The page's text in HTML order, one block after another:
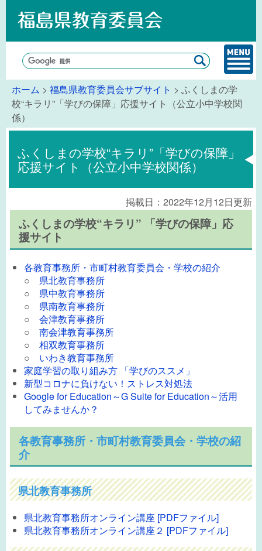
ホーム > 福島県教育委員会サブサイト > ふくしまの学
校“キラリ”「学びの保障」応援サイト（公立小中学校関
係）
ふくしまの学校“キラリ”「学びの保障」
応援サイト（公立小中学校関係）
掲載日：2022年12月12日更新
ふくしまの学校“キラリ” 「学びの保障」応
援サイト
各教育事務所・市町村教育委員会・学校の紹介
○ 県北教育事務所
○ 県中教育事務所
○ 県南教育事務所
○ 会津教育事務所
○ 南会津教育事務所
○ 相双教育事務所
○ いわき教育事務所
家庭学習の取り組み方 「学びのススメ」
新型コロナに負けない！ストレス対処法
Google for Education～G Suite for Education～活用
してみませんか？
各教育事務所・市町村教育委員会・学校の紹
介
県北教育事務所
県北教育事務所オンライン講座 [PDFファイル]
県北教育事務所オンライン講座２ [PDFファイル]